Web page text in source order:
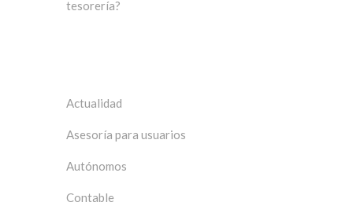
tesorería?
Actualidad
Asesoría para usuarios
Autónomos
Contable